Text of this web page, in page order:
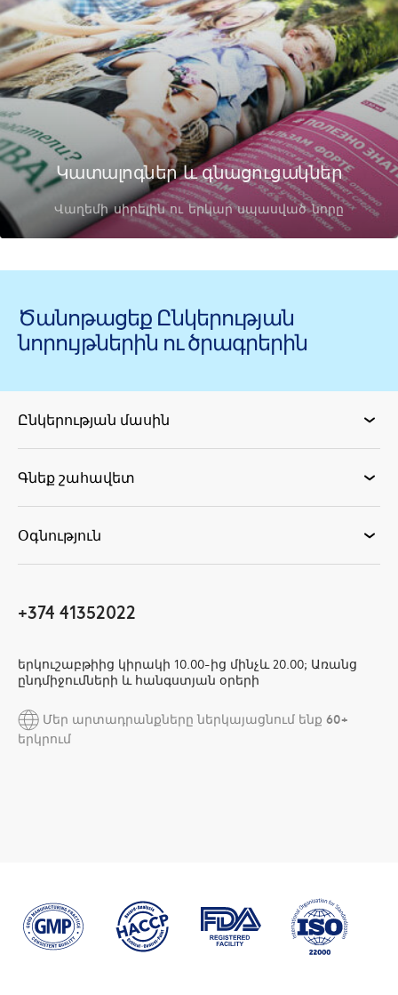
Կատալոգներ և գնացուցակներ
Վաղեմի սիրելին ու երկար սպասված նորը
Ծանոթացեք Ընկերության
նորույթներին ու ծրագրերին
Ընկերության մասին
Գնեք շահավետ
Օգնություն
+374 41352022
երկուշաբթիից կիրակի 10.00-ից մինչև 20.00; Առանց
ընդմիջումների և հանգստյան օրերի
Մեր արտադրանքները ներկայացնում ենք 60+
երկրում